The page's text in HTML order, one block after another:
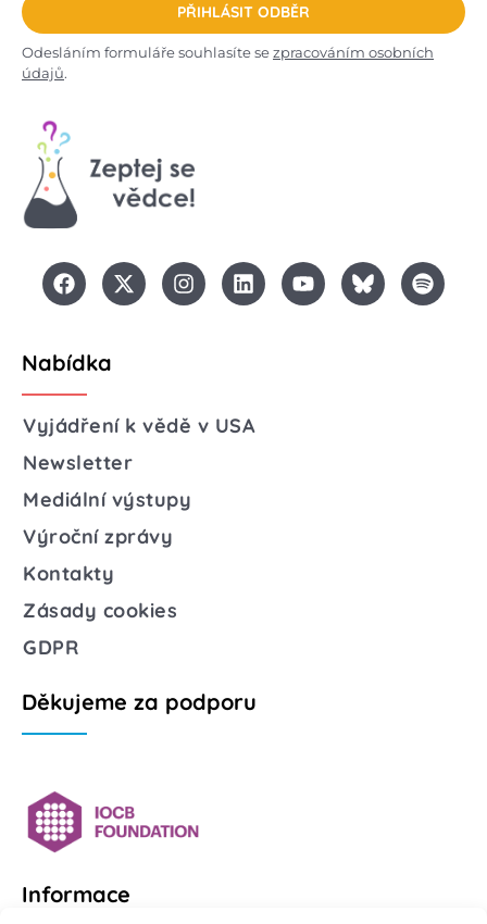
PŘIHLÁSIT ODBĚR
Odesláním formuláře souhlasíte sezpracováním osobních
údajů.
Nabídka
Vyjádření k vědě v USA
Newsletter
Mediální výstupy
Výroční zprávy
Kontakty
Zásady cookies
GDPR
Děkujeme za podporu
Informace